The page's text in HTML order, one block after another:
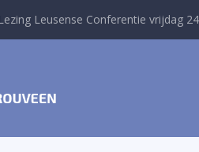
Lezing Leusense Conferentie vrijdag